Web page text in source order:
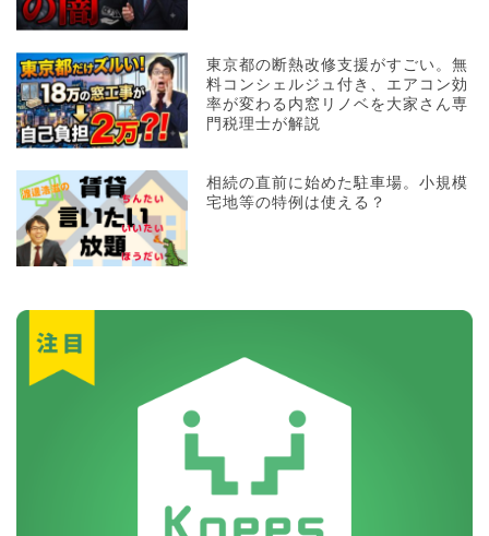
東京都の断熱改修支援がすごい。無
料コンシェルジュ付き、エアコン効
率が変わる内窓リノベを大家さん専
門税理士が解説
相続の直前に始めた駐車場。小規模
宅地等の特例は使える？